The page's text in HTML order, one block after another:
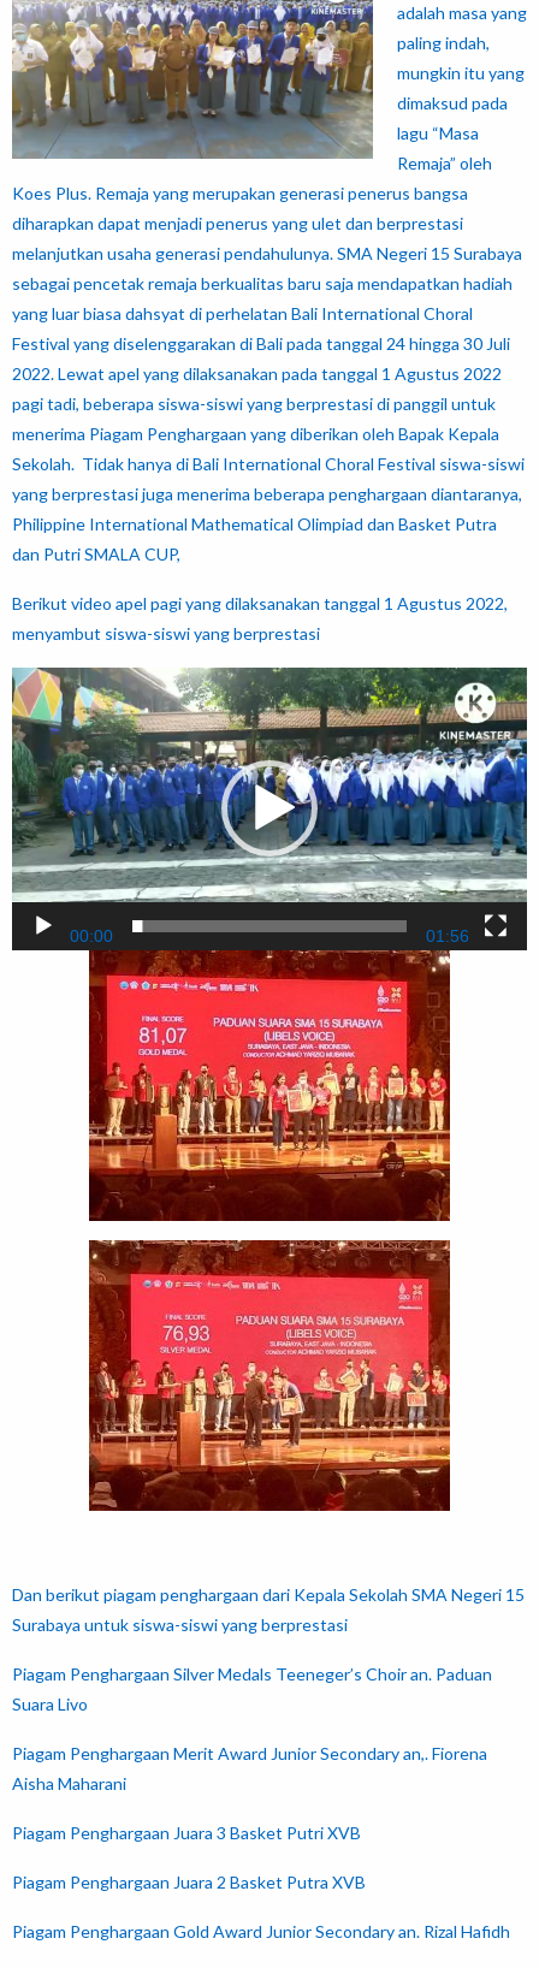
adalah masa yang
paling indah,
mungkin itu yang
dimaksud pada
lagu “Masa
Remaja” oleh
Koes Plus. Remaja yang merupakan generasi penerus bangsa
diharapkan dapat menjadi penerus yang ulet dan berprestasi
melanjutkan usaha generasi pendahulunya. SMA Negeri 15 Surabaya
sebagai pencetak remaja berkualitas baru saja mendapatkan hadiah
yang luar biasa dahsyat di perhelatan Bali International Choral
Festival yang diselenggarakan di Bali pada tanggal 24 hingga 30 Juli
2022. Lewat apel yang dilaksanakan pada tanggal 1 Agustus 2022
pagi tadi, beberapa siswa-siswi yang berprestasi di panggil untuk
menerima Piagam Penghargaan yang diberikan oleh Bapak Kepala
Sekolah. Tidak hanya di Bali International Choral Festival siswa-siswi
yang berprestasi juga menerima beberapa penghargaan diantaranya,
Philippine International Mathematical Olimpiad dan Basket Putra
dan Putri SMALA CUP,
Berikut video apel pagi yang dilaksanakan tanggal 1 Agustus 2022,
menyambut siswa-siswi yang berprestasi
Video
Player
00:00 01:56
Dan berikut piagam penghargaan dari Kepala Sekolah SMA Negeri 15
Surabaya untuk siswa-siswi yang berprestasi
Piagam Penghargaan Silver Medals Teeneger’s Choir an. Paduan
Suara Livo
Piagam Penghargaan Merit Award Junior Secondary an,. Fiorena
Aisha Maharani
Piagam Penghargaan Juara 3 Basket Putri XVB
Piagam Penghargaan Juara 2 Basket Putra XVB
Piagam Penghargaan Gold Award Junior Secondary an. Rizal Hafidh